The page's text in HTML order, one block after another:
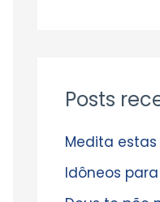
Posts
Medita
Idôneos